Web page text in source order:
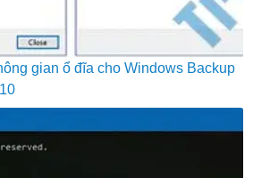
gian ổ đĩa cho Windows Backup